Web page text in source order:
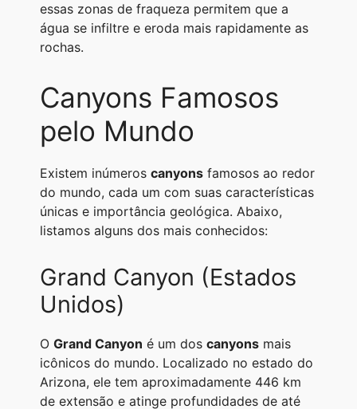
essas zonas de fraqueza permitem que a
água se infiltre e eroda mais rapidamente as
rochas.
Canyons Famosos
pelo Mundo
Existem inúmeros canyons famosos ao redor
do mundo, cada um com suas características
únicas e importância geológica. Abaixo,
listamos alguns dos mais conhecidos:
Grand Canyon (Estados
Unidos)
O Grand Canyon é um dos canyons mais
icônicos do mundo. Localizado no estado do
Arizona, ele tem aproximadamente 446 km
de extensão e atinge profundidades de até